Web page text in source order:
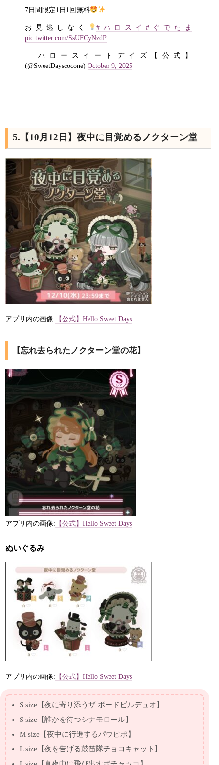
7日間限定1日1回無料
お見逃しなく #ハロスイ#ぐでたま
pic.twitter.com/SsUFCyNzdP
— ハロースイートデイズ【公式】
(@SweetDayscocone)October 9, 2025
5.【10月12日】夜中に目覚めるノクターン堂
アプリ内の画像: 【公式】Hello Sweet Days
【忘れ去られたノクターン堂の花】
アプリ内の画像: 【公式】Hello Sweet Days
ぬいぐるみ
アプリ内の画像: 【公式】Hello Sweet Days
S size【夜に寄り添うザ ボードビルデュオ】
S size【誰かを待つシナモロール】
M size【夜中に行進するパウピポ】
L size【夜を告げる鼓笛隊チョコキャット】